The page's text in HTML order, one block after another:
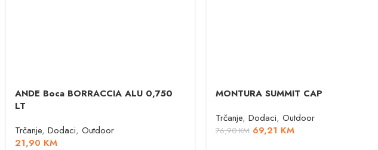
ANDE Boca BORRACCIA ALU 0,750
LT
Trčanje, Dodaci, Outdoor
21,90 KM
MONTURA SUMMIT CAP
Trčanje, Dodaci, Outdoor
76,90KM 69,21 KM